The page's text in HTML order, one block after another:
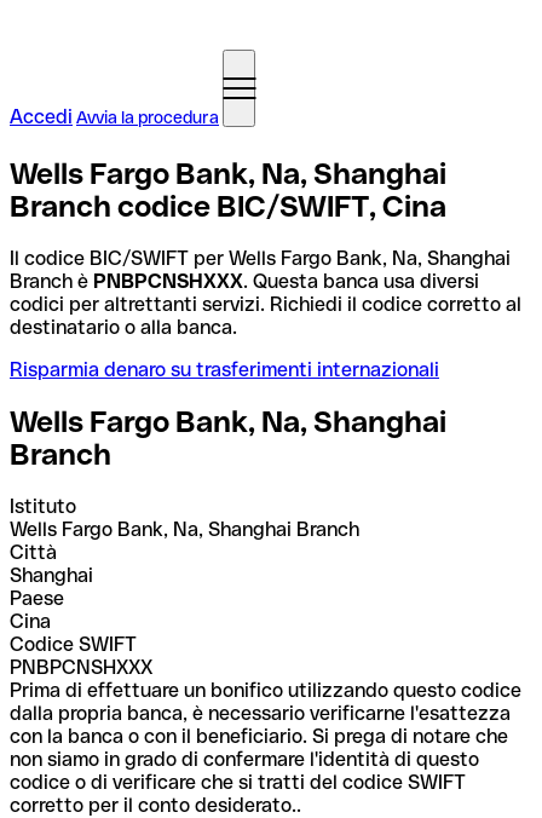
Accedi Avvia la procedura
Wells Fargo Bank, Na, Shanghai
Branch codice BIC/SWIFT, Cina
Il codice BIC/SWIFT per Wells Fargo Bank, Na, Shanghai
Branch è PNBPCNSHXXX. Questa banca usa diversi
codici per altrettanti servizi. Richiedi il codice corretto al
destinatario o alla banca.
Risparmia denaro su trasferimenti internazionali
Wells Fargo Bank, Na, Shanghai
Branch
Istituto
Wells Fargo Bank, Na, Shanghai Branch
Città
Shanghai
Paese
Cina
Codice SWIFT
PNBPCNSHXXX
Prima di effettuare un bonifico utilizzando questo codice
dalla propria banca, è necessario verificarne l'esattezza
con la banca o con il beneficiario. Si prega di notare che
non siamo in grado di confermare l'identità di questo
codice o di verificare che si tratti del codice SWIFT
corretto per il conto desiderato..